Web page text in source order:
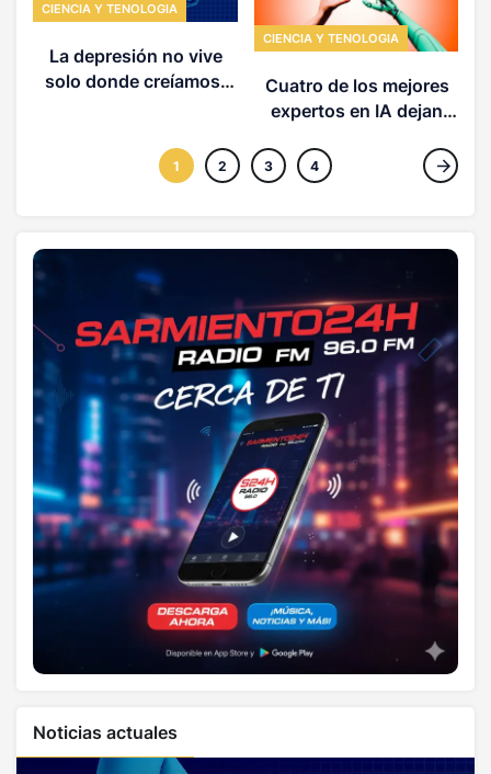
CIENCIA Y TENOLOGIA
La depresión no vive
solo donde creíamos:
el movimiento del
cuerpo
CIENCIA Y TENOLOGIA
Cuatro de los mejores
expertos en IA dejan
propias startups de IA
1 2 3 4
Noticias actuales